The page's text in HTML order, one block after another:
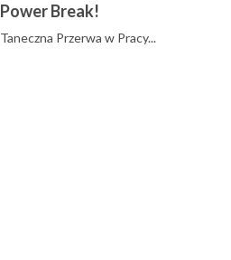
Power Break!
Taneczna Przerwa w Pracy...